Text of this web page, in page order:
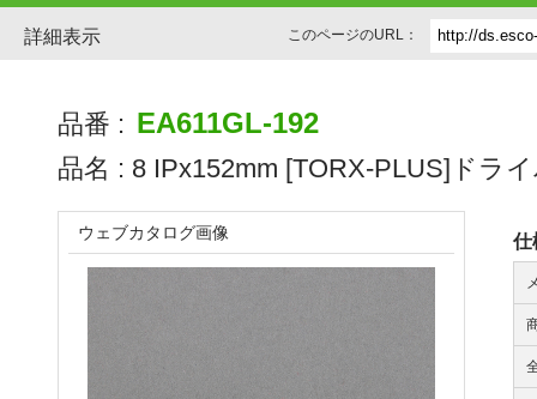
詳細表示 このページのURL：
品番 : EA611GL-192
品名 : 8 IPx152mm [TORX-PLUS]ドラ
仕
ウェブカタログ画像